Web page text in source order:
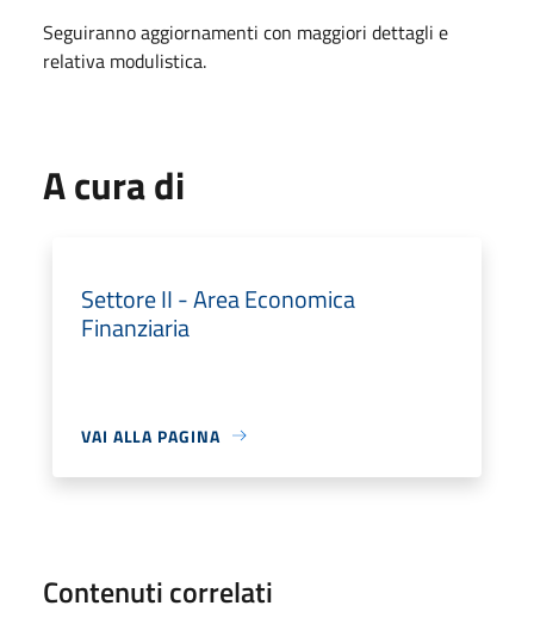
Seguiranno aggiornamenti con maggiori dettagli e
relativa modulistica.
A cura di
Settore II - Area Economica
Finanziaria
VAI ALLA PAGINA
Contenuti correlati